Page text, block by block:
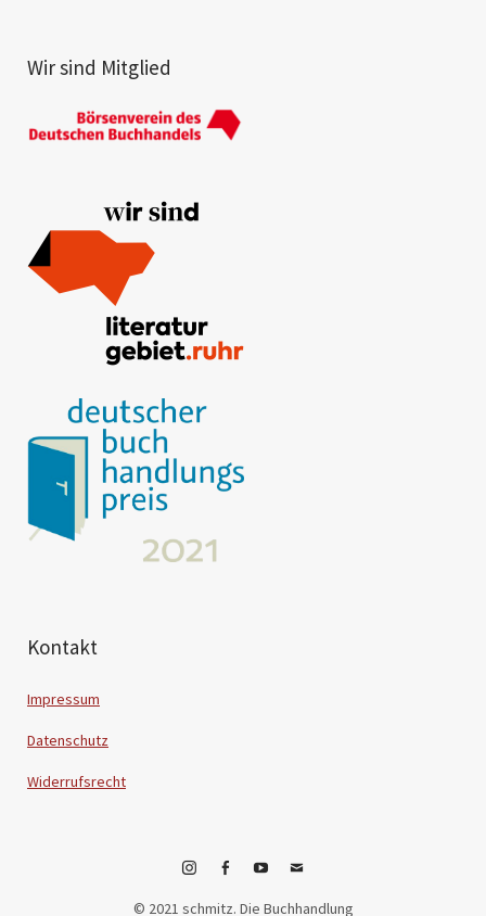
Wir sind Mitglied
Kontakt
Impressum
Datenschutz
Widerrufsrecht
InstagramFacebookYouTube
E-
© 2021 schmitz. Die Buchhandlung